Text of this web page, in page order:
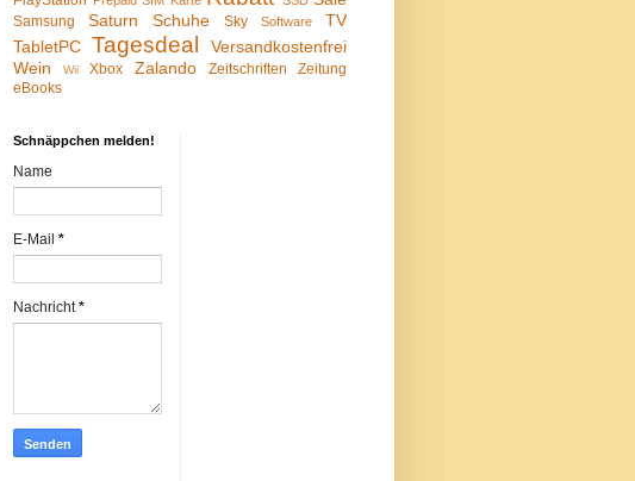
Samsung Saturn Schuhe Sky Software
TV
TabletPC Tagesdeal
Versandkostenfrei
Wein
Wii Xbox Zalando Zeitschriften
Zeitung
eBooks
Schnäppchen melden!
Name
E-Mail *
Nachricht*